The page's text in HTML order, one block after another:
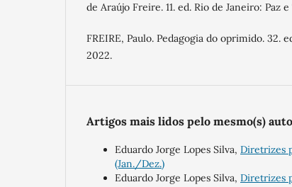
de Araújo Freire. 11. ed. Rio de Janeiro: Paz
FREIRE, Paulo. Pedagogia do oprimido. 32.
2022.
Artigos mais lidos pelo mesmo(s)
Eduardo Jorge Lopes Silva, Diretrizes
(Jan./Dez.)
Eduardo Jorge Lopes Silva, Diretrizes